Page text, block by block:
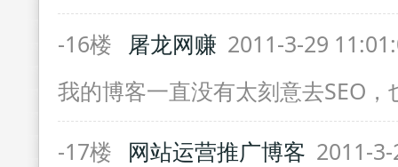
-16楼
屠龙网赚 2011-3-29
我的博客一直没有太刻意去SEO
-17楼
网站运营推广博客 2011-